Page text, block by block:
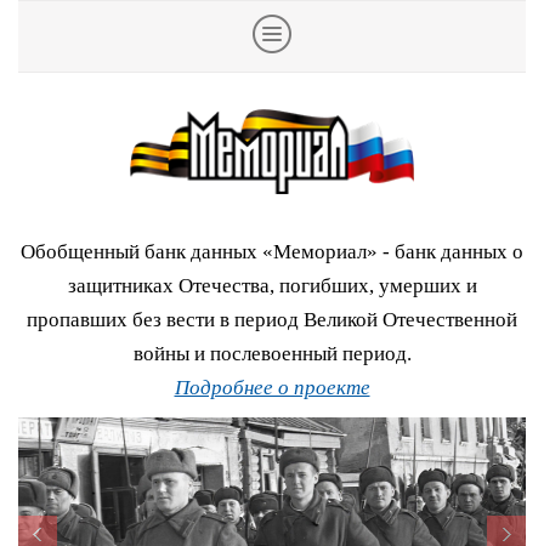
Обобщенный банк данных «Мемориал» - банк данных о
защитниках Отечества, погибших, умерших и
пропавших без вести в период Великой Отечественной
войны и послевоенный период.
Подробнее о проекте